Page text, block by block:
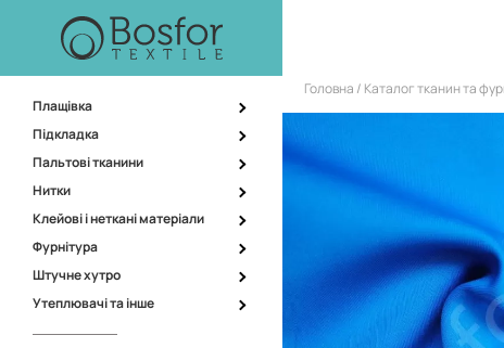
Плащівка
Підкладка
Пальтові тканини
Нитки
Клейові і неткані матеріали
Фурнітура
Штучне хутро
Утеплювачі та інше
Головна Каталог тканин та